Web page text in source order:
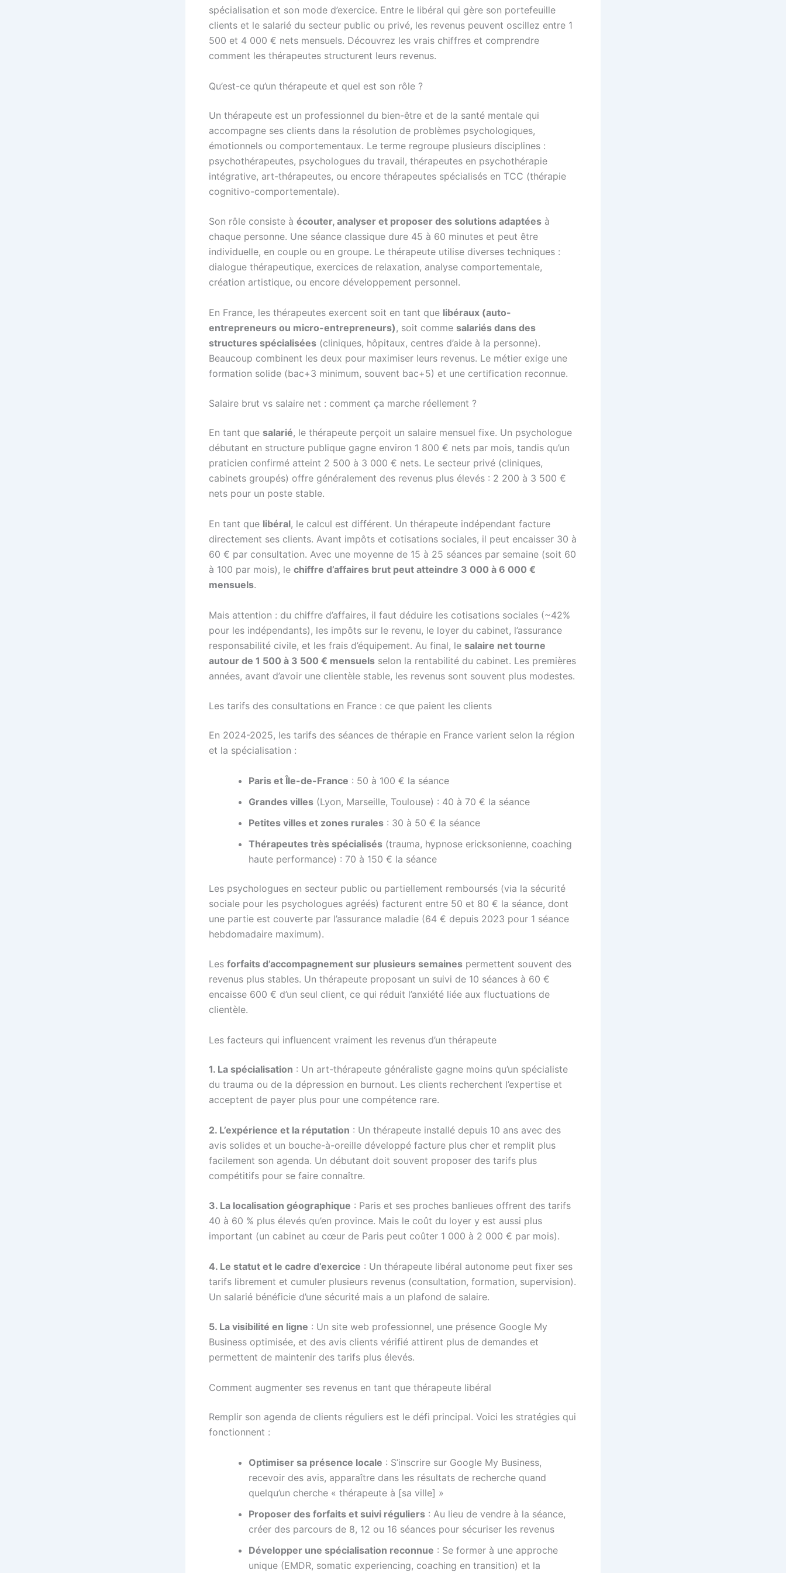
spécialisation et son mode d’exercice. Entre le libéral qui gère son portefeuille
clients et le salarié du secteur public ou privé, les revenus peuvent oscillez entre 1
500 et 4 000 € nets mensuels. Découvrez les vrais chiffres et comprendre
comment les thérapeutes structurent leurs revenus.
Qu’est-ce qu’un thérapeute et quel est son rôle ?
Un thérapeute est un professionnel du bien-être et de la santé mentale qui
accompagne ses clients dans la résolution de problèmes psychologiques,
émotionnels ou comportementaux. Le terme regroupe plusieurs disciplines :
psychothérapeutes, psychologues du travail, thérapeutes en psychothérapie
intégrative, art-thérapeutes, ou encore thérapeutes spécialisés en TCC (thérapie
cognitivo-comportementale).
Son rôle consiste à écouter, analyser et proposer des solutions adaptées à
chaque personne. Une séance classique dure 45 à 60 minutes et peut être
individuelle, en couple ou en groupe. Le thérapeute utilise diverses techniques :
dialogue thérapeutique, exercices de relaxation, analyse comportementale,
création artistique, ou encore développement personnel.
En France, les thérapeutes exercent soit en tant que libéraux (auto-
entrepreneurs ou micro-entrepreneurs) , soit comme salariés dans des
structures spécialisées (cliniques, hôpitaux, centres d’aide à la personne).
Beaucoup combinent les deux pour maximiser leurs revenus. Le métier exige une
formation solide (bac+3 minimum, souvent bac+5) et une certification reconnue.
Salaire brut vs salaire net : comment ça marche réellement ?
En tant que salarié, le thérapeute perçoit un salaire mensuel fixe. Un psychologue
débutant en structure publique gagne environ 1 800 € nets par mois, tandis qu’un
praticien confirmé atteint 2 500 à 3 000 € nets. Le secteur privé (cliniques,
cabinets groupés) offre généralement des revenus plus élevés : 2 200 à 3 500 €
nets pour un poste stable.
En tant que libéral, le calcul est différent. Un thérapeute indépendant facture
directement ses clients. Avant impôts et cotisations sociales, il peut encaisser 30 à
60 € par consultation. Avec une moyenne de 15 à 25 séances par semaine (soit 60
à 100 par mois), le chiffre d’affaires brut peut atteindre 3 000 à 6 000 €
mensuels.
Mais attention : du chiffre d’affaires, il faut déduire les cotisations sociales (~42%
pour les indépendants), les impôts sur le revenu, le loyer du cabinet, l’assurance
responsabilité civile, et les frais d’équipement. Au final, le salaire net tourne
autour de 1 500 à 3 500 € mensuels selon la rentabilité du cabinet. Les premières
années, avant d’avoir une clientèle stable, les revenus sont souvent plus modestes.
Les tarifs des consultations en France : ce que paient les clients
En 2024-2025, les tarifs des séances de thérapie en France varient selon la région
et la spécialisation :
Paris et Île-de-France : 50 à 100 € la séance
Grandes villes (Lyon, Marseille, Toulouse) : 40 à 70 € la séance
Petites villes et zones rurales : 30 à 50 € la séance
Thérapeutes très spécialisés (trauma, hypnose ericksonienne, coaching
haute performance) : 70 à 150 € la séance
Les psychologues en secteur public ou partiellement remboursés (via la sécurité
sociale pour les psychologues agréés) facturent entre 50 et 80 € la séance, dont
une partie est couverte par l’assurance maladie (64 € depuis 2023 pour 1 séance
hebdomadaire maximum).
Les forfaits d’accompagnement sur plusieurs semaines permettent souvent des
revenus plus stables. Un thérapeute proposant un suivi de 10 séances à 60 €
encaisse 600 € d’un seul client, ce qui réduit l’anxiété liée aux fluctuations de
clientèle.
Les facteurs qui influencent vraiment les revenus d’un thérapeute
1. La spécialisation : Un art-thérapeute généraliste gagne moins qu’un spécialiste
du trauma ou de la dépression en burnout. Les clients recherchent l’expertise et
acceptent de payer plus pour une compétence rare.
2. L’expérience et la réputation : Un thérapeute installé depuis 10 ans avec des
avis solides et un bouche-à-oreille développé facture plus cher et remplit plus
facilement son agenda. Un débutant doit souvent proposer des tarifs plus
compétitifs pour se faire connaître.
3. La localisation géographique : Paris et ses proches banlieues offrent des tarifs
40 à 60 % plus élevés qu’en province. Mais le coût du loyer y est aussi plus
important (un cabinet au cœur de Paris peut coûter 1 000 à 2 000 € par mois).
4. Le statut et le cadre d’exercice : Un thérapeute libéral autonome peut fixer ses
tarifs librement et cumuler plusieurs revenus (consultation, formation, supervision).
Un salarié bénéficie d’une sécurité mais a un plafond de salaire.
5. La visibilité en ligne : Un site web professionnel, une présence Google My
Business optimisée, et des avis clients vérifié attirent plus de demandes et
permettent de maintenir des tarifs plus élevés.
Comment augmenter ses revenus en tant que thérapeute libéral
Remplir son agenda de clients réguliers est le défi principal. Voici les stratégies qui
fonctionnent :
Optimiser sa présence locale : S’inscrire sur Google My Business,
recevoir des avis, apparaître dans les résultats de recherche quand
quelqu’un cherche « thérapeute à [sa ville] »
Proposer des forfaits et suivi réguliers : Au lieu de vendre à la séance,
créer des parcours de 8, 12 ou 16 séances pour sécuriser les revenus
Développer une spécialisation reconnue : Se former à une approche
unique (EMDR, somatic experiencing, coaching en transition) et la